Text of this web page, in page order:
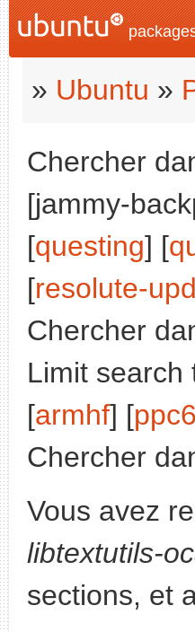
» Ubuntu »
Chercher
[jammy-
[questing] [
[resolute-
Chercher
Limit search
[armhf] [
Chercher
Vous avez
libtextutils-
sections, et